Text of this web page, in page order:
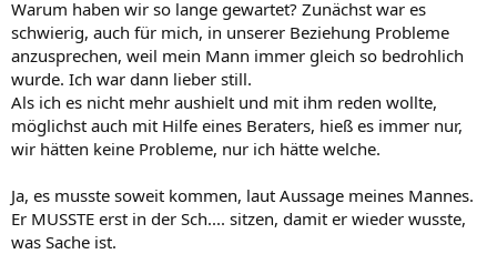
Warum haben wir so lange gewartet? Zunächst war es
schwierig, auch für mich, in unserer Beziehung Probleme
anzusprechen, weil mein Mann immer gleich so bedrohlich
wurde. Ich war dann lieber still.
Als ich es nicht mehr aushielt und mit ihm reden wollte,
möglichst auch mit Hilfe eines Beraters, hieß es immer nur,
wir hätten keine Probleme, nur ich hätte welche.
Ja, es musste soweit kommen, laut Aussage meines Mannes.
Er MUSSTE erst in der Sch.... sitzen, damit er wieder wusste,
was Sache ist.